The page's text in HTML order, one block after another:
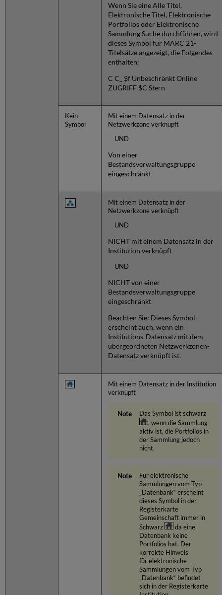
Wenn Sie eine Alle Titel,
Elektronische Titel, Elektronische
Portfolios oder Elektronische
Sammlung Suche durchführen, wird
dieses Symbol für MARC 21-
Titelsätze angezeigt, die Folgendes
enthalten:
C C_ $f Unbeschränkt Online
ZUGRIFF $C Stern
Kein
Symbol
Mit einem Datensatz in der
Netzwerkzone verknüpft
UND
Von einer
Bestandsverwaltungsgruppe
eingeschränkt
Mit einem Datensatz in der
Netzwerkzone verknüpft
UND
NICHT mit einem Datensatz in der
Institution verknüpft
UND
NICHT von einer
Bestandsverwaltungsgruppe
eingeschränkt
Beachten Sie: Dieses Symbol
erscheint auch, wenn ein
Institutions-Datensatz mit dem
übergeordneten Netzwerkzonen-
Datensatz verknüpft ist.
Mit einem Datensatz in der Institution
verknüpft
Das Symbol ist schwarz
, wenn die Sammlung
aktiv ist, die Portfolios in
der Sammlung jedoch
nicht.
Für elektronische
Sammlungen vom Typ
„Datenbank“ erscheint
dieses Symbol in der
Registerkarte
Gemeinschaft immer in
Schwarz
da eine
Datenbank keine
Portfolios hat. Der
korrekte Hinweis
für elektronische
Sammlungen vom Typ
„Datenbank“ befindet
sich in der Registerkarte